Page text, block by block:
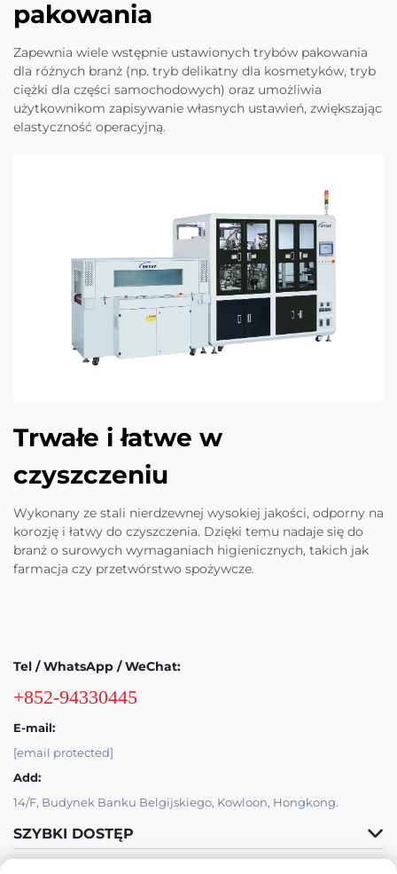
pakowania
Zapewnia wiele wstępnie ustawionych trybów pakowania
dla różnych branż (np. tryb delikatny dla kosmetyków, tryb
ciężki dla części samochodowych) oraz umożliwia
użytkownikom zapisywanie własnych ustawień, zwiększając
elastyczność operacyjną.
Trwałe i łatwe w
czyszczeniu
Wykonany ze stali nierdzewnej wysokiej jakości, odporny na
korozję i łatwy do czyszczenia. Dzięki temu nadaje się do
branż o surowych wymaganiach higienicznych, takich jak
farmacja czy przetwórstwo spożywcze.
Tel / WhatsApp / WeChat:
+852-94330445
E-mail:
[email protected]
Add:
14/F, Budynek Banku Belgijskiego, Kowloon, Hongkong.
SZYBKI DOSTĘP